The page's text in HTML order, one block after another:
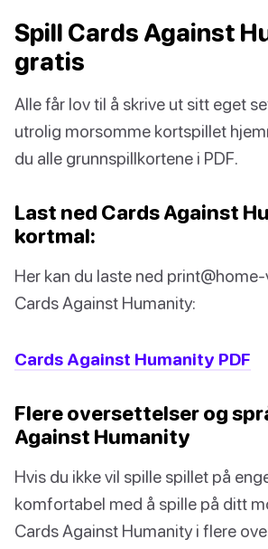
Spill Cards Against
gratis
Alle får lov til å skrive ut sitt eget
utrolig morsomme kortspillet
du alle grunnspillkortene i PDF.
Last ned Cards Against
kortmal:
Her kan du laste ned
Cards Against Humanity:
Cards Against Humanity PDF
Flere oversettelser og
Against Humanity
Hvis du ikke vil spille spillet på
komfortabel med å spille på ditt
Cards Against Humanity i flere